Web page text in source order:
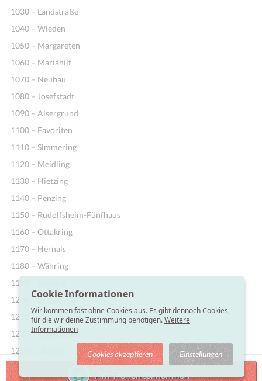
Am Treffen teilnehmen
1030 – Landstraße
1040 – Wieden
1050 – Margareten
1060 – Mariahilf
1070 – Neubau
1080 – Josefstadt
1090 – Alsergrund
1100 – Favoriten
1110 – Simmering
1120 – Meidling
1130 – Hietzing
1140 – Penzing
1150 – Rudolfsheim-Fünfhaus
1160 – Ottakring
1170 – Hernals
1180 – Währing
1190 – Döbling
1200 – Brigittenau
1210 – Floridsdorf
1220 – Donaustadt
1230 – Liesing
Cookie Informationen
Wir kommen fast ohne Cookies aus. Es gibt dennoch Cookies,
für die wir deine Zustimmung benötigen.Weitere
Informationen
Cookies akzeptieren Einstellungen